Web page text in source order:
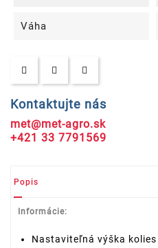
Váha
Kontaktujte nás
met@met-agro.sk
+421 33 7791569
Popis
Informácie:
Nastaviteľná výška kolies